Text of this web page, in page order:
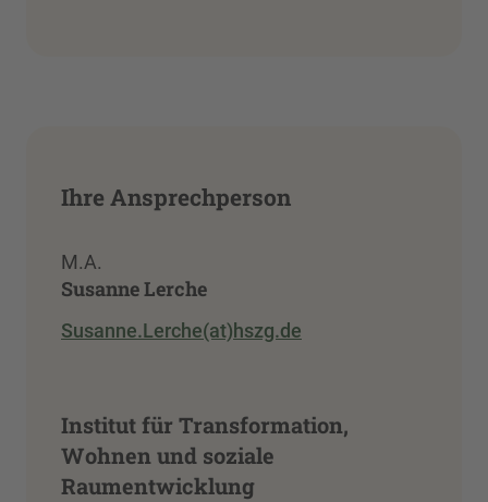
Ihre Ansprechperson
M.A.
Susanne Lerche
Susanne.Lerche(at)hszg.de
Institut für Transformation,
Wohnen und soziale
Raumentwicklung